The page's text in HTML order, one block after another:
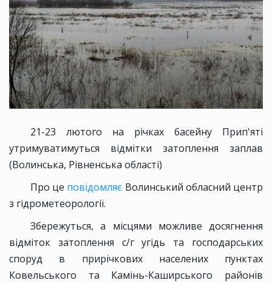
21-23 лютого на рiчках басейну Прип'ятi
утримуватимуться відмітки затоплення заплав
(Волинська, Рівненська області)
Про це повідомляє Волинський обласний центр
з гідрометеорології.
Збережуться, а місцями можливе досягнення
відміток затоплення с/г угідь та господарських
споруд в прирічкових населених пунктах
Ковельського та Камiнь-Каширського районiв